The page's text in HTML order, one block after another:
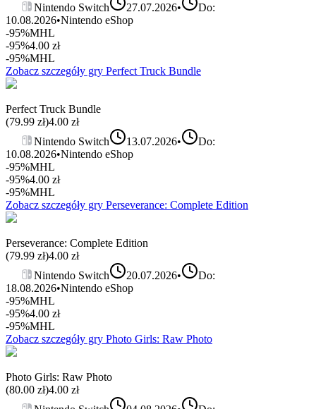
Nintendo Switch
27.07.2026•
Do:
10.08.2026•Nintendo eShop
-95%MHL
-95%4.00 zł
-95%MHL
Zobacz szczegóły gry Perfect Truck Bundle
Perfect Truck Bundle
(79.99 zł)4.00 zł
Nintendo Switch
13.07.2026•
Do:
10.08.2026•Nintendo eShop
-95%MHL
-95%4.00 zł
-95%MHL
Zobacz szczegóły gry Perseverance: Complete Edition
Perseverance: Complete Edition
(79.99 zł)4.00 zł
Nintendo Switch
20.07.2026•
Do:
18.08.2026•Nintendo eShop
-95%MHL
-95%4.00 zł
-95%MHL
Zobacz szczegóły gry Photo Girls: Raw Photo
Photo Girls: Raw Photo
(80.00 zł)4.00 zł